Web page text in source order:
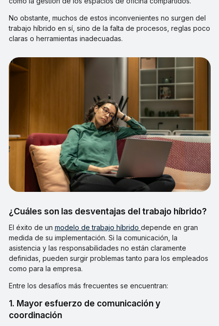
No obstante, muchos de estos inconvenientes no surgen del
trabajo híbrido en sí, sino de la falta de procesos, reglas poco
claras o herramientas inadecuadas.
¿Cuáles son las desventajas del trabajo híbrido?
El éxito de un modelo de trabajo híbrido depende en gran
medida de su implementación. Si la comunicación, la
asistencia y las responsabilidades no están claramente
definidas, pueden surgir problemas tanto para los empleados
como para la empresa.
Entre los desafíos más frecuentes se encuentran:
1. Mayor esfuerzo de comunicación y
coordinación